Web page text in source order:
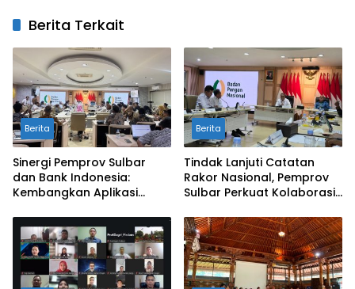
Berita Terkait
Berita
Sinergi Pemprov Sulbar
dan Bank Indonesia:
Kembangkan Aplikasi
Harga Pangan
Berita
Tindak Lanjuti Catatan
Rakor Nasional, Pemprov
Sulbar Perkuat Kolaborasi
BSPS